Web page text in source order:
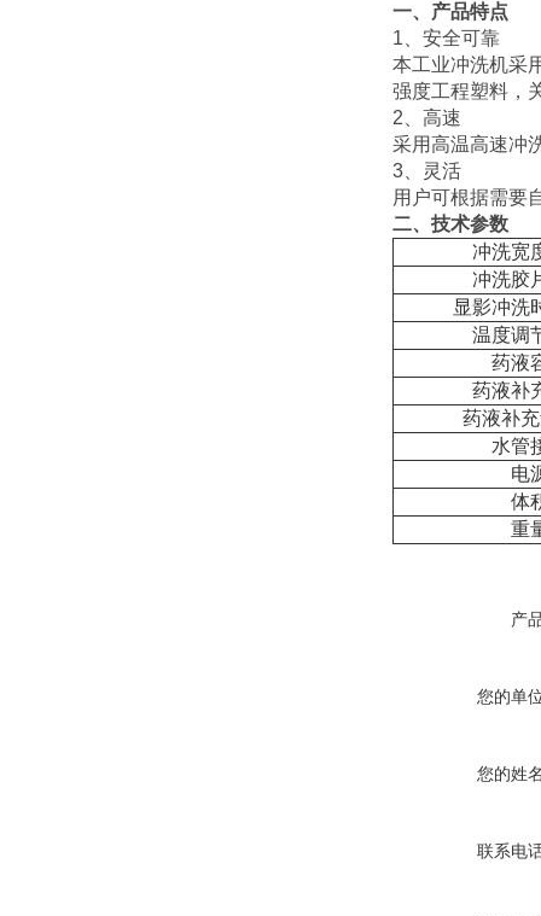
一、产品特点
1、安全可靠
本工业冲洗机采
强度工程塑料，
2、高速
采用高温高速冲
3、灵活
用户可根据需要
二、技术参数
冲洗宽
冲洗胶
显影冲洗
温度调
药液
药液补
药液补
水管
电
体
重
产
您的单
您的姓
联系电